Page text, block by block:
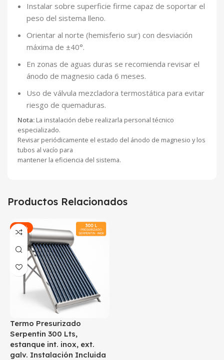
Instalar sobre superficie firme capaz de soportar el
peso del sistema lleno.
Orientar al norte (hemisferio sur) con desviación
máxima de ±40°.
En zonas de aguas duras se recomienda revisar el
ánodo de magnesio cada 6 meses.
Uso de válvula mezcladora termostática para evitar
riesgo de quemaduras.
Nota: La instalación debe realizarla personal técnico
especializado.
Revisar periódicamente el estado del ánodo de magnesio y los
tubos al vacío para
mantener la eficiencia del sistema.
Productos Relacionados
-22%
Termo Presurizado
Serpentin 300 Lts,
estanque int. inox, ext.
galv. Instalación Incluida